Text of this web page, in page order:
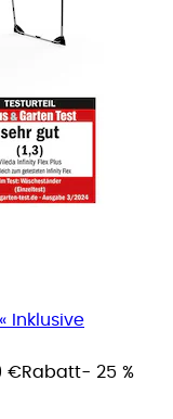
Inklusive
€Rabatt- 25 %